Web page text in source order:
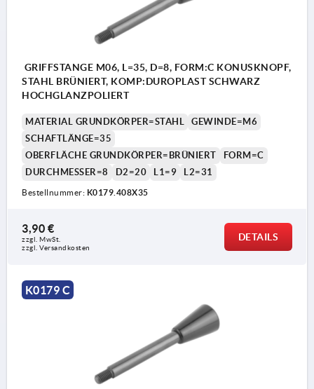
GRIFFSTANGE M06, L=35, D=8, FORM:C KONUSKNOPF,
STAHL BRÜNIERT, KOMP:DUROPLAST SCHWARZ
HOCHGLANZPOLIERT
MATERIAL GRUNDKÖRPER=STAHL
GEWINDE=M6
SCHAFTLÄNGE=35
OBERFLÄCHE GRUNDKÖRPER=BRÜNIERT
FORM=C
DURCHMESSER=8
D2=20 L1=9 L2=31
Bestellnummer: K0179.408X35
3,90 €
zzgl. MwSt.
zzgl. Versandkosten
DETAILS
K0179 C